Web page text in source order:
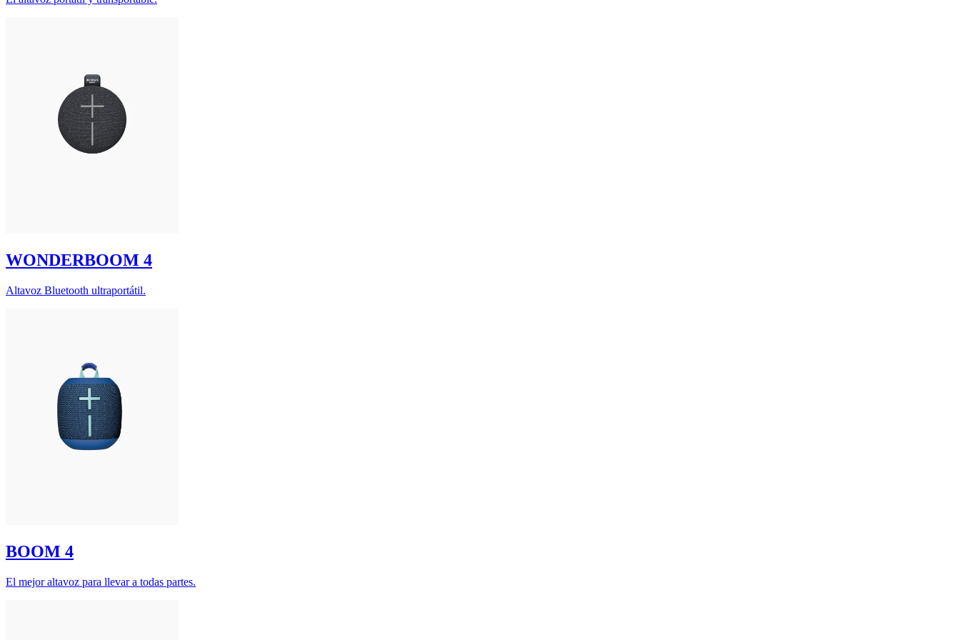
WONDERBOOM 4
Altavoz Bluetooth ultraportátil.
BOOM 4
El mejor altavoz para llevar a todas partes.